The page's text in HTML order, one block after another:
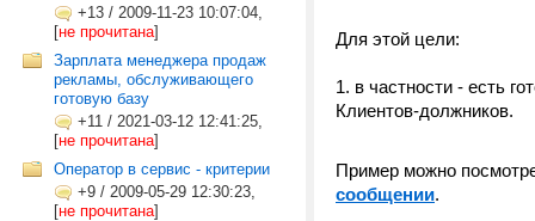
+13 / 2009-11-23 10:07:04,
[не прочитана]
Зарплата менеджера продаж
рекламы, обслуживающего
готовую базу
+11 / 2021-03-12 12:41:25,
[не прочитана]
Оператор в сервис - критерии
+9 / 2009-05-29 12:30:23,
[не прочитана]
Для этой цели:
1. в частности - есть
Клиентов-должников.
Пример можно
сообщении.